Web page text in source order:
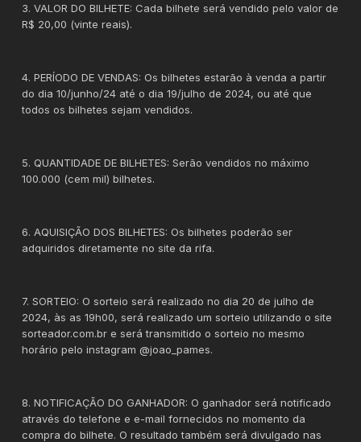
3. VALOR DO BILHETE: Cada bilhete será vendido pelo valor de
R$ 20,00 (vinte reais).
4. PERÍODO DE VENDAS: Os bilhetes estarão à venda a partir
do dia 10/junho/24 até o dia 19/julho de 2024, ou até que
todos os bilhetes sejam vendidos.
5. QUANTIDADE DE BILHETES: Serão vendidos no máximo
100.000 (cem mil) bilhetes.
6. AQUISIÇÃO DOS BILHETES: Os bilhetes poderão ser
adquiridos diretamente no site da rifa.
7. SORTEIO: O sorteio será realizado no dia 20 de julho de
2024, às as 19h00, será realizado um sorteio utilizando o site
sorteador.com.br e será transmitido o sorteio no mesmo
horário pelo instagram @joao_pames.
8. NOTIFICAÇÃO DO GANHADOR: O ganhador será notificado
através do telefone e e-mail fornecidos no momento da
compra do bilhete. O resultado também será divulgado nas